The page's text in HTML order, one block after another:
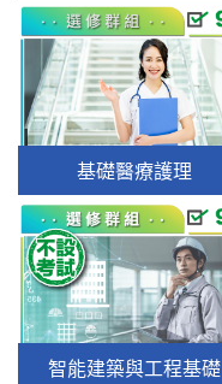
基礎醫療護理
智能建築與工程基礎